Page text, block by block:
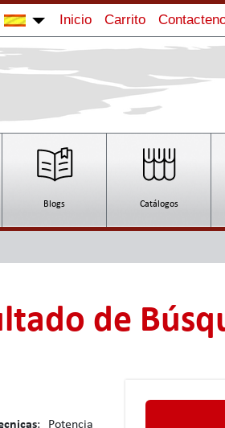
Inicio Carrito
Blogs Catálogos
de
: Potencia
Hojeadora